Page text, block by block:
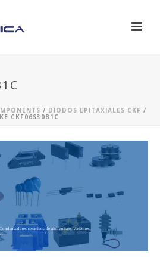
/ DIODOS EPITAXIALES CKF /
CKF06S30B1C
ceramicos de alto voltaje, Varistores,